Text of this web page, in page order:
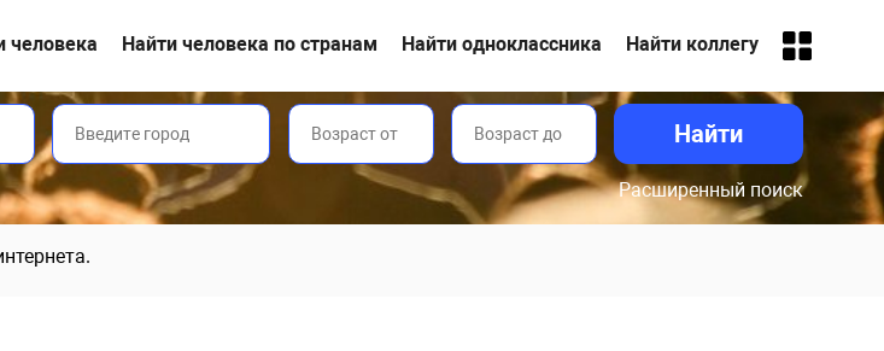
человека Найти человека по странам Найти одноклассника Найти коллегу
Расширенный поиск